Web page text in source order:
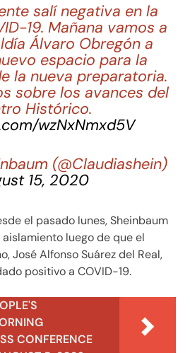
salí negativa en la
19. Mañana vamos a
Álvaro Obregón a
espacio para la
la nueva preparatoria.
sobre los avances del
Histórico.
wzNxNmxd5V
(@Claudiashein)
15, 2020
el pasado lunes, Sheinbaum
luego de que el
José Alfonso Suárez del Real,
positivo a COVID-19.
CONFERENCE